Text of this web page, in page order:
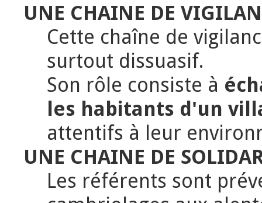
UNE CHAINE DE
Cette chaîne de
surtout dissuasif.
Son rôle consiste à
les habitants d'un
attentifs à leur
UNE CHAINE DE
Les référents sont